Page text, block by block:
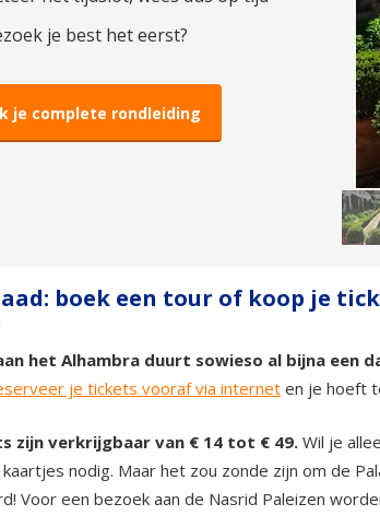
je best het eerst?
je complete rondleiding
boek een tour of koop je
het Alhambra duurt sowieso al bijna een
je tickets vooraf via internet en je hoeft
zijn verkrijgbaar van € 14 tot € 49. Wil je
nodig. Maar het zou zonde zijn om de
Voor een bezoek aan de Nasrid Paleizen